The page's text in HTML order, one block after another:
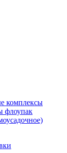
комплексы
флоупак